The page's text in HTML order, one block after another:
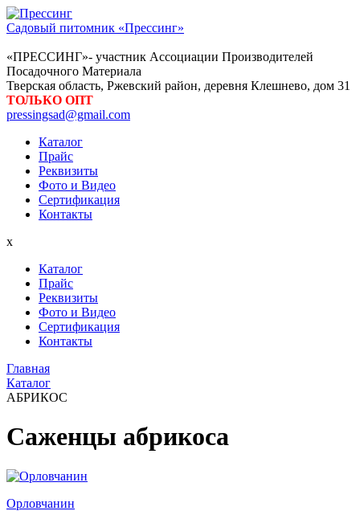
Садовый питомник «Прессинг»
«ПРЕССИНГ»- участник Ассоциации Производителей
Посадочного Материала
Тверская область, Ржевский район, деревня Клешнево, дом 31
ТОЛЬКО ОПТ
pressingsad@gmail.com
Каталог
Прайс
Реквизиты
Фото и Видео
Сертификация
Контакты
x
Каталог
Прайс
Реквизиты
Фото и Видео
Сертификация
Контакты
Главная
Каталог
АБРИКОС
Саженцы абрикоса
Орловчанин